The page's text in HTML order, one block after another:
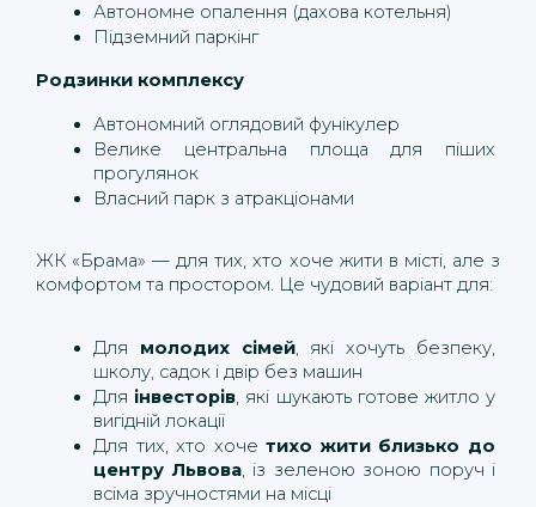
Автономне опалення (дахова котельня)
Підземний паркінг
Родзинки комплексу
Автономний оглядовий фунікулер
Велике центральна площа для піших
прогулянок
Власний парк з атракціонами
ЖК «Брама» — для тих, хто хоче жити в місті, але з
комфортом та простором. Це чудовий варіант для:
Для молодих сімей, які хочуть безпеку,
школу, садок і двір без машин
Для інвесторів, які шукають готове житло у
вигідній локації
Для тих, хто хоче тихо жити близько до
центру Львова, із зеленою зоною поруч і
всіма зручностями на місці